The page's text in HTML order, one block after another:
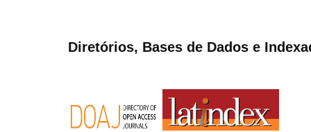
Diretórios, Bases de Dados e